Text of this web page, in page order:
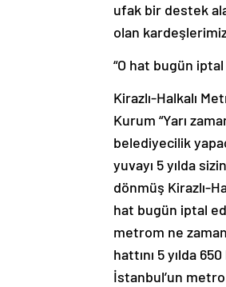
ufak bir destek
olan
“O hat bugün
Kirazlı-Halkalı
Kurum “Yarı
belediyecilik
yuvayı 5 yılda
dönmüş Kirazlı-
hat bugün iptal
metrom ne
hattını 5 yılda
İstanbul’un